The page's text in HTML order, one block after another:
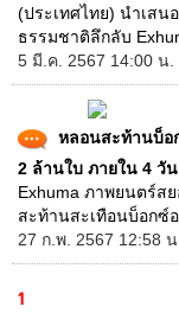
(ประเทศไทย) นำเส
ธรรมชาติลึกลับ
5 มี.ค. 2567 14:00 น.
หลอนสะท้านบ็อ
2 ล้านใบ ภายใน 4 วัน
Exhuma ภาพยนตร์ส
สะท้านสะเทือนบ็อกซ์
27 ก.พ. 2567 12:58
1